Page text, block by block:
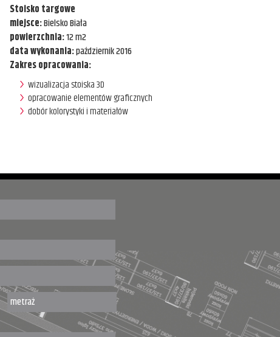
Stoisko targowe
miejsce:Bielsko Biała
powierzchnia:12 m2
data wykonania:październik 2016
Zakres opracowania:
wizualizacja stoiska 3D
opracowanie elementów graficznych
dobór kolorystyki i materiałów